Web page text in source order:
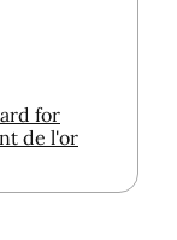
for
de l'or